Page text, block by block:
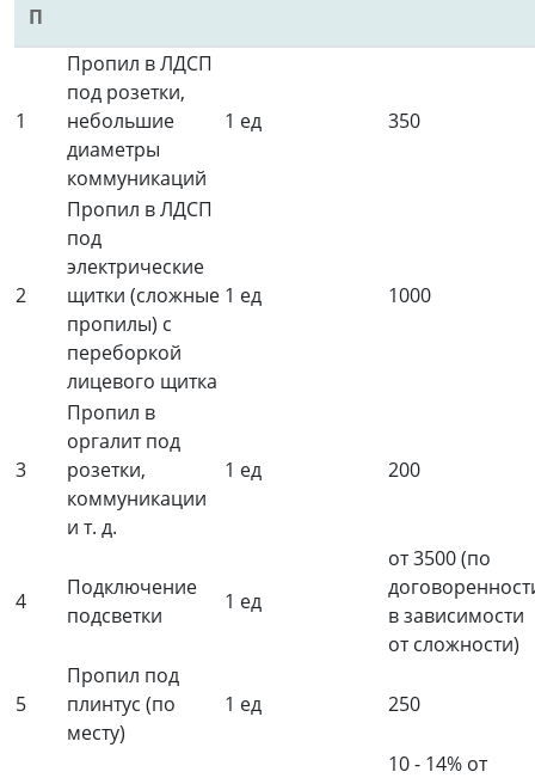
П
1
Пропил в ЛДСП
под розетки,
небольшие
диаметры
коммуникаций
1 ед 350
2
Пропил в ЛДСП
под
электрические
щитки (сложные
пропилы) с
переборкой
лицевого щитка
1 ед 1000
3
Пропил в
оргалит под
розетки,
коммуникации
и т. д.
1 ед 200
4
Подключение
подсветки
1 ед
от 3500 (по
в зависимости
от сложности)
5
Пропил под
плинтус (по
месту)
1 ед 250
10 - 14% от